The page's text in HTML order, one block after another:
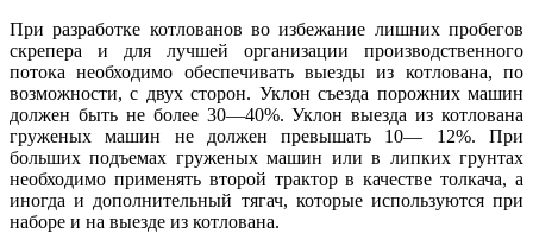
При разработке котлованов во избежание лишних пробегов
скрепера и для лучшей организации производственного
потока необходимо обеспечивать выезды из котлована, по
возможности, с двух сторон. Уклон съезда порожних машин
должен быть не более 30—40%. Уклон выезда из котлована
груженых машин не должен превышать 10— 12%. При
больших подъемах груженых машин или в липких грунтах
необходимо применять второй трактор в качестве толкача, а
иногда и дополнительный тягач, которые используются при
наборе и на выезде из котлована.